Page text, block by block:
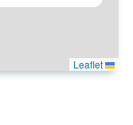
Leaflet